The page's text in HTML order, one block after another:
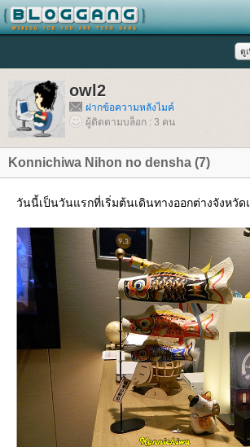
owl2
ฝากข้อความหลังไมค์
ผู้ติดตามบล็อก : 3 คน
Konnichiwa Nihon no densha (7)
วันนี้เป็นวันแรกที่เริ่มต้นเดินทางออกต่างจังหวั